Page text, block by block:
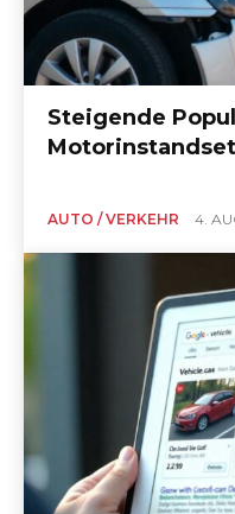
Steigende
AUTO / VERKEHR 4.